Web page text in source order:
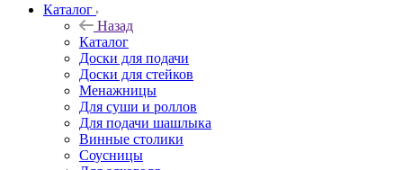
Каталог
Назад
Каталог
Доски для подачи
Доски для стейков
Менажницы
Для суши и роллов
Для подачи шашлыка
Винные столики
Соусницы